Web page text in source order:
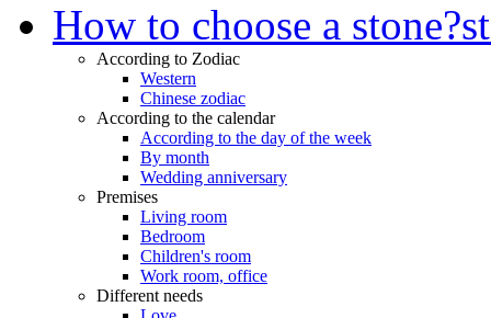
How to choose a stone?
According to Zodiac
Western
Chinese zodiac
According to the calendar
According to the day of the week
By month
Wedding anniversary
Premises
Living room
Bedroom
Children's room
Work room, office
Different needs